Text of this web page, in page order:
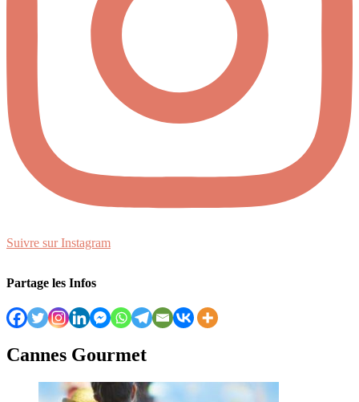
Suivre sur Instagram
Partage les Infos
Cannes Gourmet